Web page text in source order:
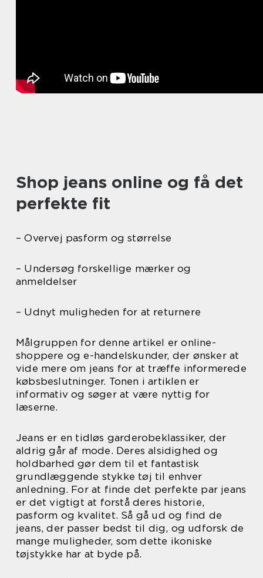
Shop jeans online og få det
perfekte fit
– Overvej pasform og størrelse
– Undersøg forskellige mærker og
anmeldelser
– Udnyt muligheden for at returnere
Målgruppen for denne artikel er online-
shoppere og e-handelskunder, der ønsker at
vide mere om jeans for at træffe informerede
købsbeslutninger. Tonen i artiklen er
informativ og søger at være nyttig for
læserne.
Jeans er en tidløs garderobeklassiker, der
aldrig går af mode. Deres alsidighed og
holdbarhed gør dem til et fantastisk
grundlæggende stykke tøj til enhver
anledning. For at finde det perfekte par jeans
er det vigtigt at forstå deres historie,
pasform og kvalitet. Så gå ud og find de
jeans, der passer bedst til dig, og udforsk de
mange muligheder, som dette ikoniske
tøjstykke har at byde på.